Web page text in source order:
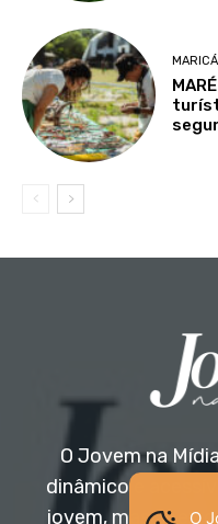
MARICÁ
O Jovem na
dinâmico e
jovem, mas aberto
O